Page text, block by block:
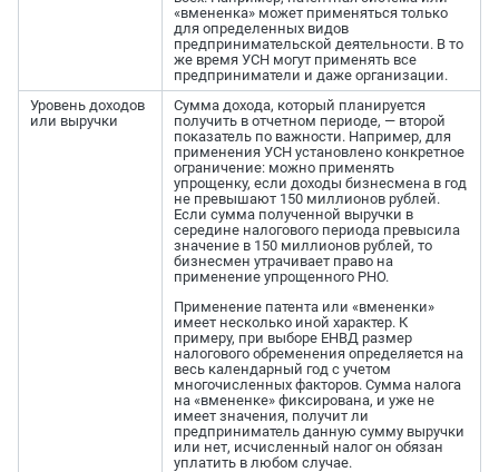
«вмененка» может применяться только
для определенных видов
предпринимательской деятельности. В то
же время УСН могут применять все
предприниматели и даже организации.
Уровень доходов
или выручки
Сумма дохода, который планируется
получить в отчетном периоде, — второй
показатель по важности. Например, для
применения УСН установлено конкретное
ограничение: можно применять
упрощенку, если доходы бизнесмена в год
не превышают 150 миллионов рублей.
Если сумма полученной выручки в
середине налогового периода превысила
значение в 150 миллионов рублей, то
бизнесмен утрачивает право на
применение упрощенного РНО.
Применение патента или «вмененки»
имеет несколько иной характер. К
примеру, при выборе ЕНВД размер
налогового обременения определяется на
весь календарный год с учетом
многочисленных факторов. Сумма налога
на «вмененке» фиксирована, и уже не
имеет значения, получит ли
предприниматель данную сумму выручки
или нет, исчисленный налог он обязан
уплатить в любом случае.